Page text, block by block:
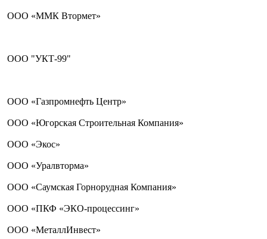
ООО «ММК Втормет»
ООО "УКТ-99"
ООО «Газпромнефть Центр»
ООО «Югорская Строительная Компания»
ООО «Экос»
ООО «Уралвторма»
ООО «Саумская Горнорудная Компания»
ООО «ПКФ «ЭКО-процессинг»
ООО «МеталлИнвест»